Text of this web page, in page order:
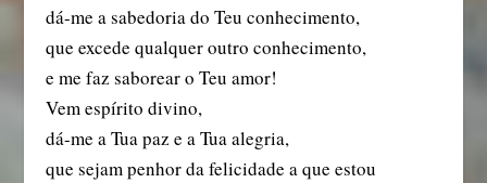
dá-me a sabedoria do Teu conhecimento,
que excede qualquer outro conhecimento,
e me faz saborear o Teu amor!
Vem espírito divino,
dá-me a Tua paz e a Tua alegria,
que sejam penhor da felicidade a que estou